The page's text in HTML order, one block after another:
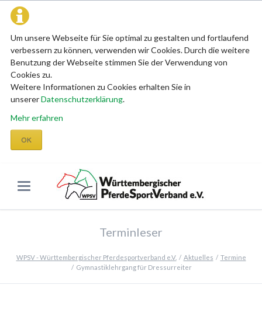
Um unsere Webseite für Sie optimal zu gestalten und fortlaufend
verbessern zu können, verwenden wir Cookies. Durch die weitere
Benutzung der Webseite stimmen Sie der Verwendung von
Cookies zu.
Weitere Informationen zu Cookies erhalten Sie in
unsererDatenschutzerklärung.
Mehr erfahren
OK
Terminleser
WPSV - Württembergischer Pferdesportverband e.V. Aktuelles
Termine
Gymnastiklehrgang für Dressurreiter